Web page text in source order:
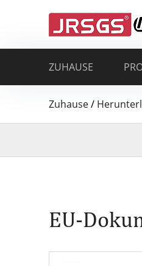
ZUHAUSE
Zuhause/
EU-